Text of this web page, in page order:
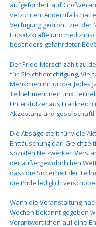
aufgefordert, auf
verzichten. Andernfalls
Verfügung gedroht. Ziel der
Einsatzkräfte und
besonders gefährdeter
Der Pride-Marsch zählt zu
für Gleichberechtigung,
Menschen in Europa. Jedes
Teilnehmerinnen und
Unterstützer aus Frankreich
Akzeptanz und
Die Absage stellt für viele
Enttäuschung dar.
sozialen Netzwerken
der außergewöhnlichen
dass die Sicherheit der
die Pride lediglich
Wann die Veranstaltung
Wochen bekannt gegeben
Verantwortlichen auf eine